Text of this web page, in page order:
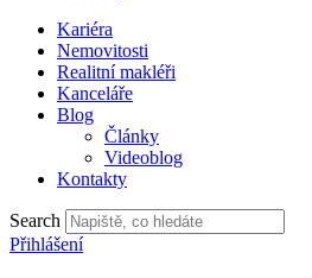
Kariéra
Nemovitosti
Realitní makléři
Kanceláře
Blog
Články
Videoblog
Kontakty
Search
Přihlášení